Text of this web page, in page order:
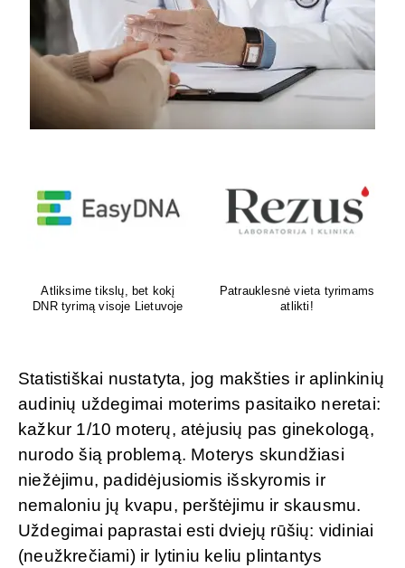
Venų ligų diagnostika,
lazerinis ir chirurginis
Psichoterapeutas
M.G.Maksimalietis
Statistiškai nustatyta, jog makšties ir aplinkinių
audinių uždegimai moterims pasitaiko neretai:
kažkur 1/10 moterų, atėjusių pas ginekologą,
nurodo šią problemą. Moterys skundžiasi
niežėjimu, padidėjusiomis išskyromis ir
nemaloniu jų kvapu, perštėjimu ir skausmu.
Uždegimai paprastai esti dviejų rūšių: vidiniai
(neužkrečiami) ir lytiniu keliu plintantys